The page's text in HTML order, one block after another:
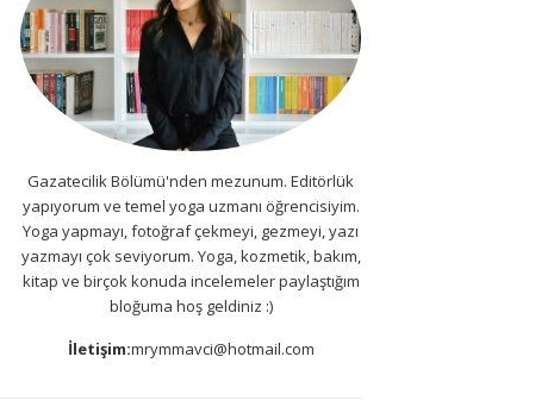
Gazatecilik Bölümü'nden mezunum. Editörlük
yapıyorum ve temel yoga uzmanı öğrencisiyim.
Yoga yapmayı, fotoğraf çekmeyi, gezmeyi, yazı
yazmayı çok seviyorum. Yoga, kozmetik, bakım,
kitap ve birçok konuda incelemeler paylaştığım
bloğuma hoş geldiniz :)
İletişim:mrymmavci@hotmail.com